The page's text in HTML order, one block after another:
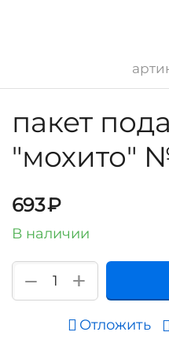
пакет
"мохито"
693₽
В наличии
+
−
Отложить